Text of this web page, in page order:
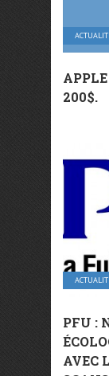
200$.
PFU :
AVEC